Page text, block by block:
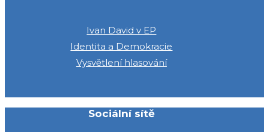
Ivan David v EP
Identita a Demokracie
Vysvětlení hlasování
Sociální sítě